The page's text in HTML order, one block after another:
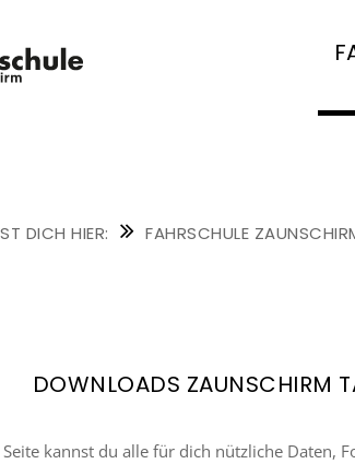
FAHRSCHULE
DOWNLOADS ZAUNSCHIRM
kannst du alle für dich nützliche Daten,